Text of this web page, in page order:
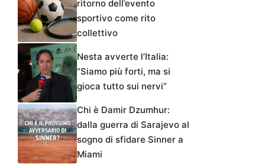
ritorno dell’evento
sportivo come rito
collettivo
Nesta avverte l’Italia:
“Siamo più forti, ma si
gioca tutto sui nervi”
Chi è Damir Dzumhur:
dalla guerra di Sarajevo al
sogno di sfidare Sinner a
Miami